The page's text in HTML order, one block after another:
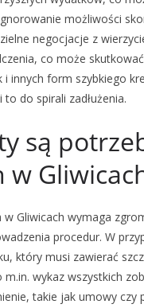
możliwości
negocjacje z
co może
innych form szybkiego
do spirali zadłużenia.
są
w
w Gliwicach wymaga
procedur. W
który musi zawierać
m.in. wykaz wszystkich
takie jak umowy